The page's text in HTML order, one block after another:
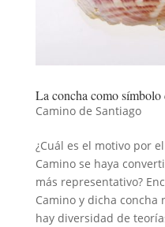
La concha como
Camino de Santiago
¿Cuál es el motivo por
Camino se haya
más representativo?
Camino y dicha concha
hay diversidad de